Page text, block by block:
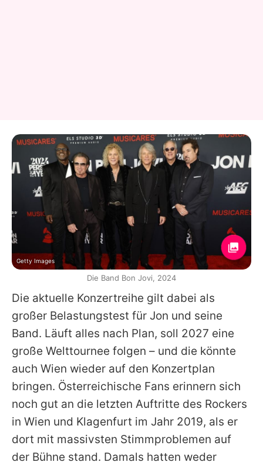
Die aktuelle Konzertreihe gilt dabei als
großer Belastungstest für Jon und seine
Band. Läuft alles nach Plan, soll 2027 eine
große Welttournee folgen – und die könnte
auch Wien wieder auf den Konzertplan
bringen. Österreichische Fans erinnern sich
noch gut an die letzten Auftritte des Rockers
in Wien und Klagenfurt im Jahr 2019, als er
dort mit massivsten Stimmproblemen auf
der Bühne stand. Damals hatten weder
Getty Images
Die Band Bon Jovi, 2024